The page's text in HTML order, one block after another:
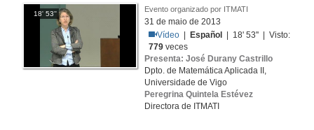
18' 53''
Evento organizado por ITMATI
31 de maio de 2013
Vídeo
Español
| 18' 53'' | Visto:
779 veces
Presenta: José Durany Castrillo
Dpto. de Matemática Aplicada II,
Universidade de Vigo
Peregrina Quintela Estévez
Directora de ITMATI